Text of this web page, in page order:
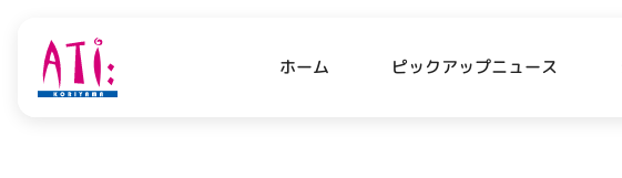
ホーム ピックアップニュース